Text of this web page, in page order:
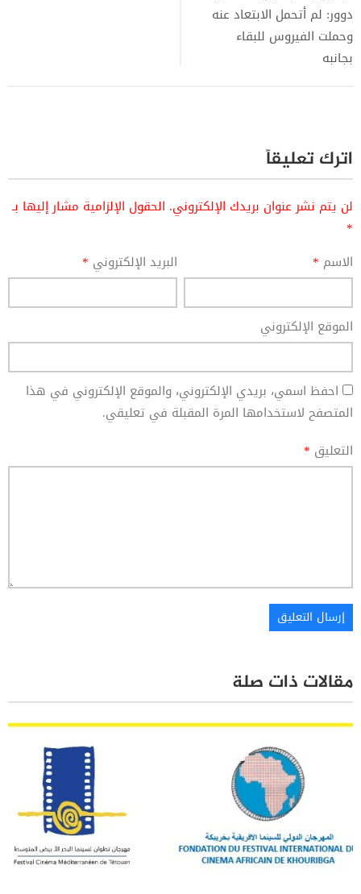
دوور: لم أتحمل الابتعاد عنه
وحملت الفيروس للبقاء
بجانبه
اترك تعليقاً
لن يتم نشر عنوان بريدك الإلكتروني. الحقول الإلزامية مشار إليها بـ
*
الاسم * البريد الإلكتروني *
الموقع الإلكتروني
احفظ اسمي، بريدي الإلكتروني، والموقع الإلكتروني في هذا
المتصفح لاستخدامها المرة المقبلة في تعليقي.
التعليق *
مقالات ذات صلة